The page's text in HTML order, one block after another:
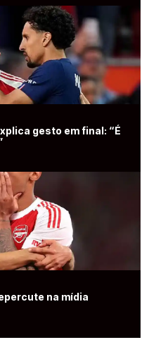
gesto em final: “É
na mídia